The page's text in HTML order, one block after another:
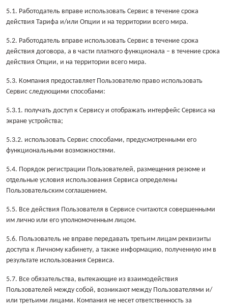
5.1. Работодатель вправе использовать Сервис в течение срока
действия Тарифа и/или Опции и на территории всего мира.
5.2. Работодатель вправе использовать Сервис в течение срока
действия договора, а в части платного функционала – в течение срока
действия Опции, и на территории всего мира.
5.3. Компания предоставляет Пользователю право использовать
Сервис следующими способами:
5.3.1. получать доступ к Сервису и отображать интерфейс Сервиса на
экране устройства;
5.3.2. использовать Сервис способами, предусмотренными его
функциональными возможностями.
5.4. Порядок регистрации Пользователей, размещения резюме и
отдельные условия использования Сервиса определены
Пользовательским соглашением.
5.5. Все действия Пользователя в Сервисе считаются совершенными
им лично или его уполномоченным лицом.
5.6. Пользователь не вправе передавать третьим лицам реквизиты
доступа к Личному кабинету, а также информацию, полученную им в
результате использования Сервиса.
5.7. Все обязательства, вытекающие из взаимодействия
Пользователей между собой, возникают между Пользователями и/
или третьими лицами. Компания не несет ответственность за